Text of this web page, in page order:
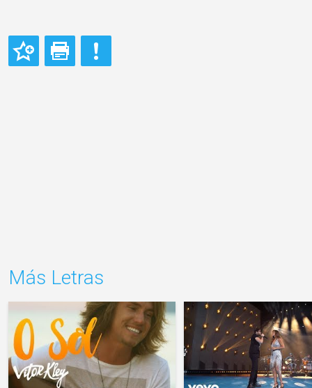
Más Letras